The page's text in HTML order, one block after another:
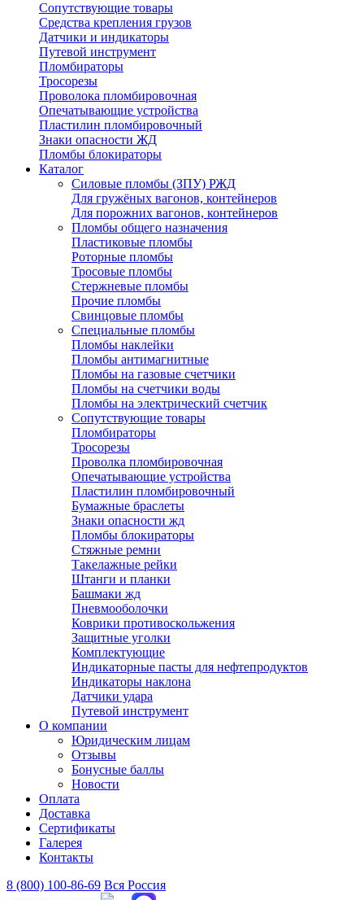
Сопутствующие товары
Средства крепления грузов
Датчики и индикаторы
Путевой инструмент
Пломбираторы
Тросорезы
Проволока пломбировочная
Опечатывающие устройства
Пластилин пломбировочный
Знаки опасности ЖД
Пломбы блокираторы
Каталог
Силовые пломбы (ЗПУ) РЖД
Для гружёных вагонов, контейнеров
Для порожних вагонов, контейнеров
Пломбы общего назначения
Пластиковые пломбы
Роторные пломбы
Тросовые пломбы
Стержневые пломбы
Прочие пломбы
Свинцовые пломбы
Специальные пломбы
Пломбы наклейки
Пломбы антимагнитные
Пломбы на газовые счетчики
Пломбы на счетчики воды
Пломбы на электрический счетчик
Сопутствующие товары
Пломбираторы
Тросорезы
Проволка пломбировочная
Опечатывающие устройства
Пластилин пломбировочный
Бумажные браслеты
Знаки опасности жд
Пломбы блокираторы
Стяжные ремни
Такелажные рейки
Штанги и планки
Башмаки жд
Пневмооболочки
Коврики противоскольжения
Защитные уголки
Комплектующие
Индикаторные пасты для нефтепродуктов
Индикаторы наклона
Датчики удара
Путевой инструмент
О компании
Юридическим лицам
Отзывы
Бонусные баллы
Новости
Оплата
Доставка
Сертификаты
Галерея
Контакты
8 (800) 100-86-69 Вся Россия